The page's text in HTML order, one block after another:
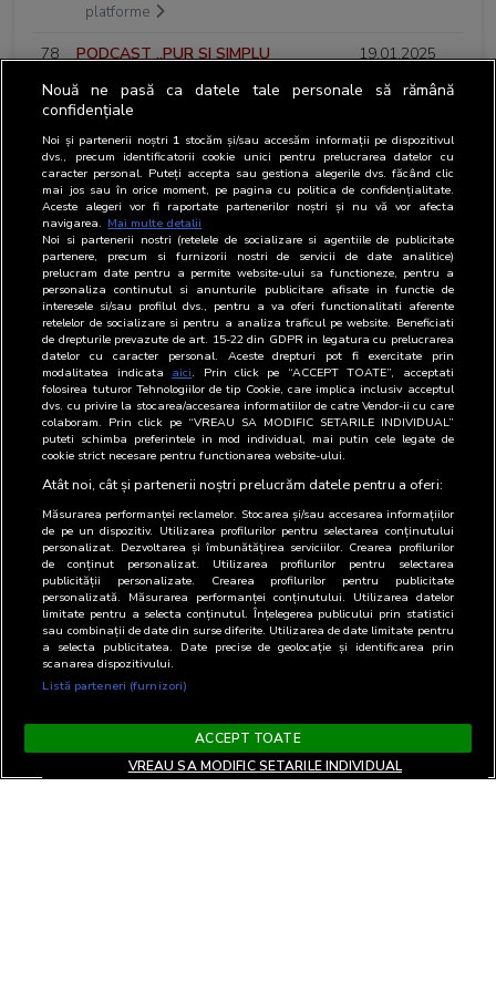
platforme
78
PODCAST „PUR SI SIMPLU
EXPLORATORUL RADU
PĂLTINEANU
19.01.2025
79
PODCAST „PUR SI SIMPLU
ALTFEL” - INVITAT: ANTRENORUL
COSTEL ENACHE
platforme
12.01.2025
80
PODCAST „PUR SI SIMPLU
ALTFEL” - INVITATĂ: ELENA
CIMPOEȘU - DOTERRA
platforme
05.01.2025
81
PODCAST „PUR SI SIMPLU
ALTFEL” - RETROSPECTIVA
ANULUI 2024. CELE MAI
MEMORABILE MOMENTE
platforme
01.01.2025
Nouă ne pasă ca datele tale personale să rămână
confidențiale
Noi și partenerii noștri 1 stocăm și/sau accesăm informații pe dispozitivul
dvs., precum identificatorii cookie unici pentru prelucrarea datelor cu
caracter personal. Puteți accepta sau gestiona alegerile dvs. făcând clic
mai jos sau în orice moment, pe pagina cu politica de confidențialitate.
Aceste alegeri vor fi raportate partenerilor noștri și nu vă vor afecta
navigarea. Mai multe detalii
Noi si partenerii nostri (retelele de socializare si agentiile de publicitate
partenere, precum si furnizorii nostri de servicii de date analitice)
prelucram date pentru a permite website-ului sa functioneze, pentru a
personaliza continutul si anunturile publicitare afisate in functie de
interesele si/sau profilul dvs., pentru a va oferi functionalitati aferente
retelelor de socializare si pentru a analiza traficul pe website. Beneficiati
de drepturile prevazute de art. 15-22 din GDPR in legatura cu prelucrarea
datelor cu caracter personal. Aceste drepturi pot fi exercitate prin
modalitatea indicata aici. Prin click pe “ACCEPT TOATE”, acceptati
folosirea tuturor Tehnologiilor de tip Cookie, care implica inclusiv acceptul
dvs. cu privire la stocarea/accesarea informatiilor de catre Vendor-ii cu care
colaboram. Prin click pe “VREAU SA MODIFIC SETARILE INDIVIDUAL”
puteti schimba preferintele in mod individual, mai putin cele legate de
cookie strict necesare pentru functionarea website-ului.
Atât noi, cât și partenerii noștri prelucrăm datele pentru a oferi:
Măsurarea performanței reclamelor. Stocarea și/sau accesarea informațiilor
de pe un dispozitiv. Utilizarea profilurilor pentru selectarea conținutului
personalizat. Dezvoltarea și îmbunătățirea serviciilor. Crearea profilurilor
de conținut personalizat. Utilizarea profilurilor pentru selectarea
publicității personalizate. Crearea profilurilor pentru publicitate
personalizată. Măsurarea performanței conținutului. Utilizarea datelor
limitate pentru a selecta conținutul. Înțelegerea publicului prin statistici
sau combinații de date din surse diferite. Utilizarea de date limitate pentru
a selecta publicitatea. Date precise de geolocație și identificarea prin
scanarea dispozitivului.
Listă parteneri (furnizori)
ACCEPT TOATE
VREAU SA MODIFIC SETARILE INDIVIDUAL